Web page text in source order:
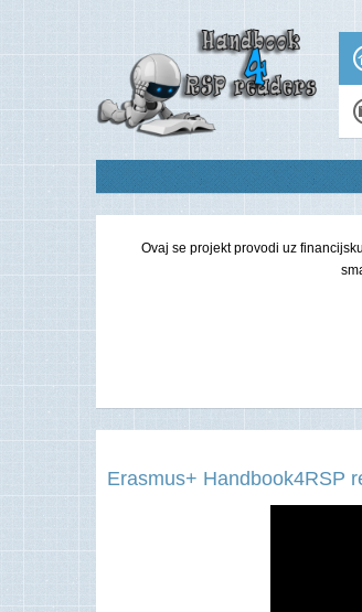
Ovaj se projekt provodi uz
Erasmus+ Handbook4RSP